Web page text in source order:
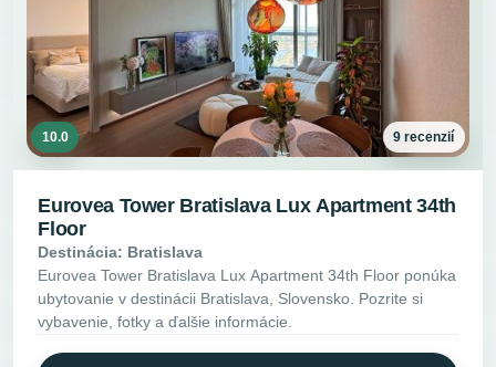
10.0 9 recenzií
Eurovea Tower Bratislava Lux Apartment 34th
Floor
Destinácia: Bratislava
Eurovea Tower Bratislava Lux Apartment 34th Floor ponúka
ubytovanie v destinácii Bratislava, Slovensko. Pozrite si
vybavenie, fotky a ďalšie informácie.